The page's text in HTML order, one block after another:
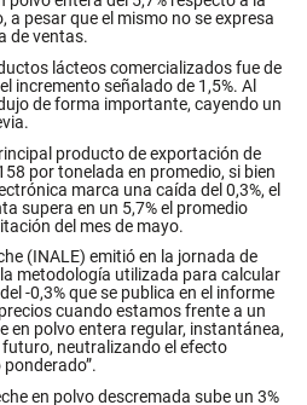
a pesar que el mismo no se expresa
de ventas.
lácteos comercializados fue de
incremento señalado de 1,5%. Al
de forma importante, cayendo un
producto de exportación de
por tonelada en promedio, si bien
marca una caída del 0,3%, el
supera en un 5,7% el promedio
del mes de mayo.
(INALE) emitió en la jornada de
metodología utilizada para calcular
-0,3% que se publica en el informe
cuando estamos frente a un
en polvo entera regular, instantánea,
neutralizando el efecto
en polvo descremada sube un 3%